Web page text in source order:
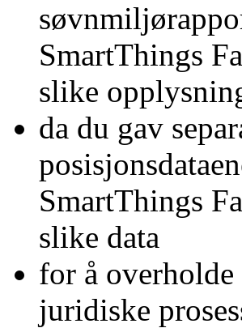
SmartThings
slike
da du gav
SmartThings
slike data
for å
juridiske